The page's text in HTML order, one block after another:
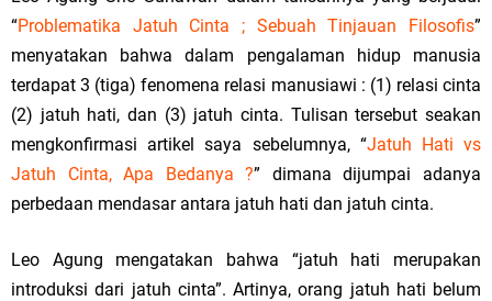
“Problematika Jatuh Cinta ; Sebuah Tinjauan Filosofis”
menyatakan bahwa dalam pengalaman hidup manusia
terdapat 3 (tiga) fenomena relasi manusiawi : (1) relasi cinta
(2) jatuh hati, dan (3) jatuh cinta. Tulisan tersebut seakan
mengkonfirmasi artikel saya sebelumnya, “Jatuh Hati vs
Jatuh Cinta, Apa Bedanya ?” dimana dijumpai adanya
perbedaan mendasar antara jatuh hati dan jatuh cinta.
Leo Agung mengatakan bahwa “jatuh hati merupakan
introduksi dari jatuh cinta”. Artinya, orang jatuh hati belum